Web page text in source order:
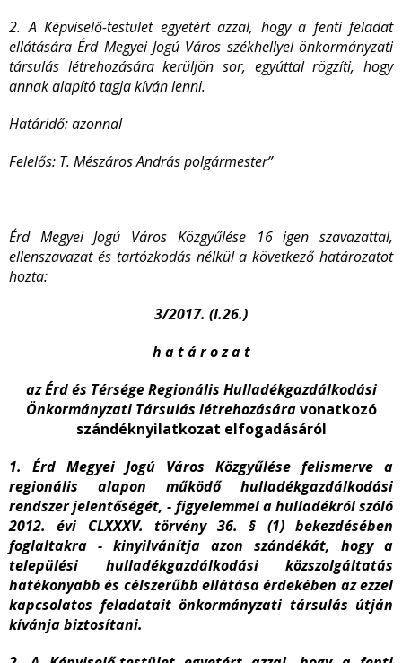
2. A Képviselő-testület egyetért azzal, hogy a fenti feladat
ellátására Érd Megyei Jogú Város székhellyel önkormányzati
társulás létrehozására kerüljön sor, egyúttal rögzíti, hogy
annak alapító tagja kíván lenni.
Határidő: azonnal
Felelős: T. Mészáros András polgármester”
Érd Megyei Jogú Város Közgyűlése 16 igen szavazattal,
ellenszavazat és tartózkodás nélkül a következő határozatot
hozta:
3/2017. (I.26.)
h a t á r o z a t
az Érd és Térsége Regionális Hulladékgazdálkodási
Önkormányzati Társulás létrehozásáravonatkozó
szándéknyilatkozat elfogadásáról
1. Érd Megyei Jogú Város Közgyűlése felismerve a
regionális alapon működő hulladékgazdálkodási
rendszer jelentőségét, - figyelemmel a hulladékról szóló
2012. évi CLXXXV. törvény 36. § (1) bekezdésében
foglaltakra - kinyilvánítja azon szándékát, hogy a
települési hulladékgazdálkodási közszolgáltatás
hatékonyabb és célszerűbb ellátása érdekében az ezzel
kapcsolatos feladatait önkormányzati társulás útján
kívánja biztosítani.